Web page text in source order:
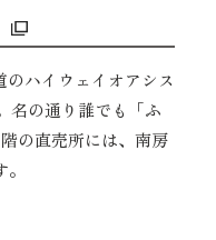
ハイウェイオアシス
名の通り誰でも「ふ
の直売所には、南房